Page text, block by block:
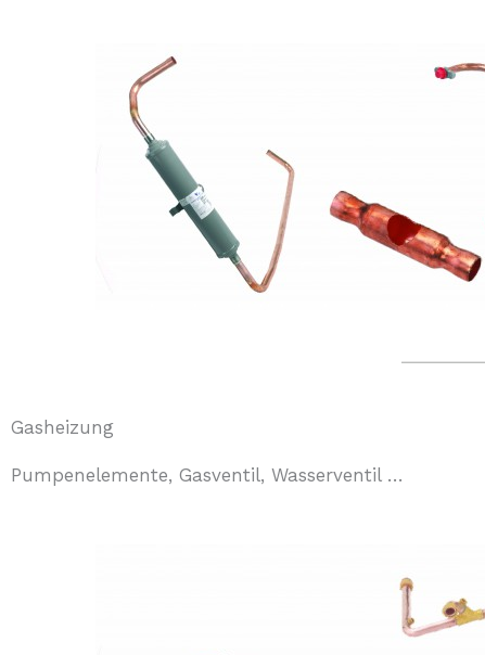
Gasheizung
Pumpenelemente, Gasventil, Wasserventil …